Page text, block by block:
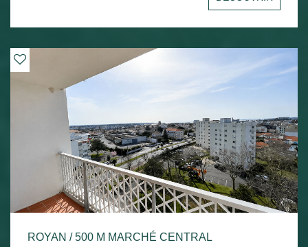
ROYAN / 500 M MARCHÉ CENTRAL